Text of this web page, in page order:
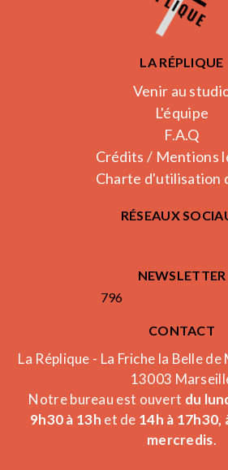
LA RÉPLIQUE
Venir au
L'équipe
F.A.Q
Crédits / Mentions
Charte d'utilisation
RÉSEAUX
NEWSLETTER
796
CONTACT
La Réplique - La Friche la Belle de
13003
Notre bureau est ouvert du
9h30 à 13h et de 14h à 17h30,
mercredis.